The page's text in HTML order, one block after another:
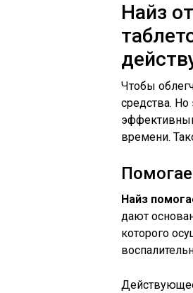
Найз
Чтобы
средства. Но
времени.
Найз
дают
которого